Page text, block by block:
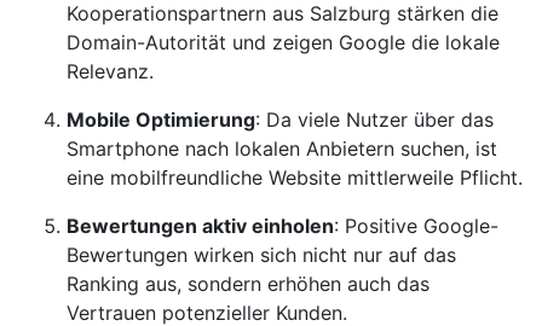
Kooperationspartnern aus Salzburg stärken die
Domain-Autorität und zeigen Google die lokale
Relevanz.
Mobile Optimierung: Da viele Nutzer über das
Smartphone nach lokalen Anbietern suchen, ist
eine mobilfreundliche Website mittlerweile Pflicht.
Bewertungen aktiv einholen: Positive Google-
Bewertungen wirken sich nicht nur auf das
Ranking aus, sondern erhöhen auch das
Vertrauen potenzieller Kunden.